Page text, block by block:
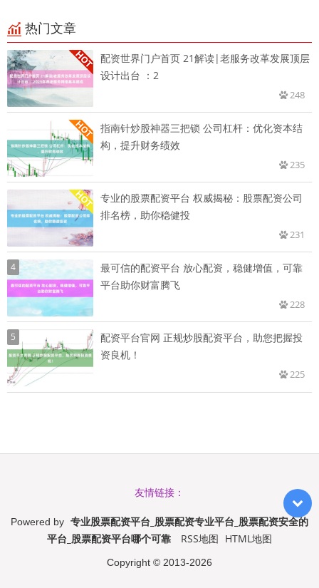
热门文章
配资世界门户首页 21解读|老服务改革发展顶层
设计出台 ：2
248
指南针炒股神器三把锁 公司杠杆：优化资本结
构，提升财务绩效
235
专业的股票配资平台 权威揭秘：股票配资公司
排名榜，助你稳健投
231
4
最可信的配资平台 放心配资，稳健增值，可靠
平台助你财富腾飞
228
5
配资平台官网 正规炒股配资平台，助您把握投
资良机！
225
友情链接：
Powered by 专业股票配资平台_股票配资专业平台_股票配资安全的
平台_股票配资平台哪个可靠
RSS地图 HTML地图
Copyright © 2013-2026